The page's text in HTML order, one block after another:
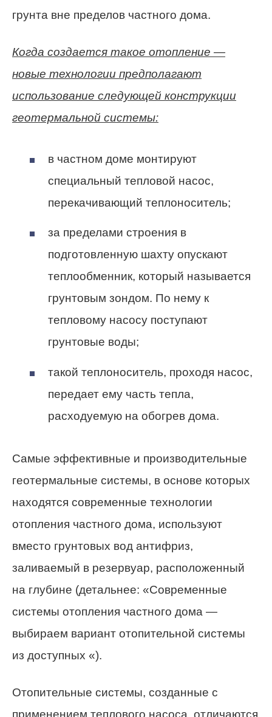
грунта вне пределов частного дома.
Когда создается такое отопление —
новые технологии предполагают
использование следующей конструкции
геотермальной системы:
в частном доме монтируют
специальный тепловой насос,
перекачивающий теплоноситель;
за пределами строения в
подготовленную шахту опускают
теплообменник, который называется
грунтовым зондом. По нему к
тепловому насосу поступают
грунтовые воды;
такой теплоноситель, проходя насос,
передает ему часть тепла,
расходуемую на обогрев дома.
Самые эффективные и производительные
геотермальные системы, в основе которых
находятся современные технологии
отопления частного дома, используют
вместо грунтовых вод антифриз,
заливаемый в резервуар, расположенный
на глубине (детальнее: «Современные
системы отопления частного дома —
выбираем вариант отопительной системы
из доступных «).
Отопительные системы, созданные с
применением теплового насоса, отличаются